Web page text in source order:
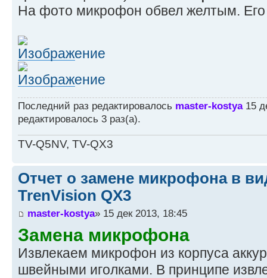
На фото микрофон обвел желтым.
Последний раз редактировалось master-kostya15
редактировалось 3 раз(а).
TV-Q5NV, TV-QX3
Отчет о замене микрофона в
TrenVision QX3
master-kostya» 15 дек 2013, 18:45
Замена микрофона
Извлекаем микрофон из корпуса
швейными иголками. В принципе